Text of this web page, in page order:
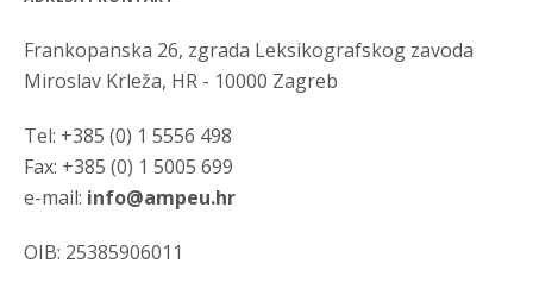
Frankopanska 26, zgrada Leksikografskog zavoda
Miroslav Krleža, HR - 10000 Zagreb
Tel: +385 (0) 1 5556 498
Fax: +385 (0) 1 5005 699
e-mail: info@ampeu.hr
OIB: 25385906011